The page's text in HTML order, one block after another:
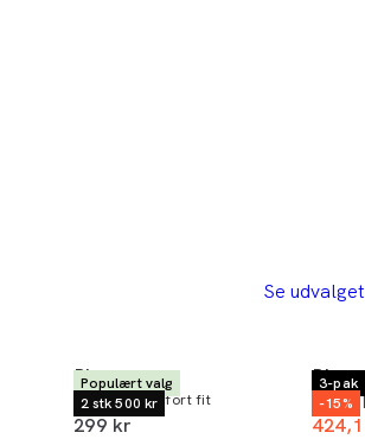
Se udvalget
Populært valg
2 stk 500 kr
Bison
T-shirt | Comfort fit
I alt (inkl. rabat)
299 kr
3-pak
-15%
T-